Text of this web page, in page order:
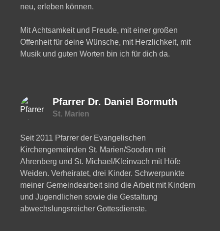
neu, erleben können.
Mit Achtsamkeit und Freude, mit einer großen
Offenheit für deine Wünsche, mit Herzlichkeit, mit
Musik und guten Worten bin ich für dich da.
Pfarrer Dr. Daniel Bormuth
St. Marien
Seit 2011 Pfarrer der Evangelischen
Kirchengemeinden St. Marien/Sooden mit
Ahrenberg und St. Michael/Kleinvach mit Höfe
Weiden. Verheiratet, drei Kinder. Schwerpunkte
meiner Gemeindearbeit sind die Arbeit mit Kindern
und Jugendlichen sowie die Gestaltung
abwechslungsreicher Gottesdienste.